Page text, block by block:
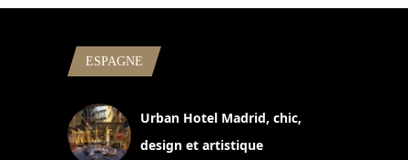
ESPAGNE
Urban Hotel Madrid, chic,
design et artistique